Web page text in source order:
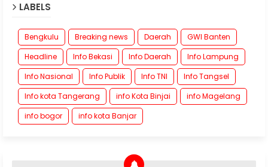
LABELS
Bengkulu Breaking news Daerah
GWI Banten
Headline
Info Bekasi Info Daerah
Info Lampung
Info Nasional
Info Publik Info TNI
Info Tangsel
Info kota Tangerang
info Kota Binjai
info Magelang
info bogor
info kota Banjar